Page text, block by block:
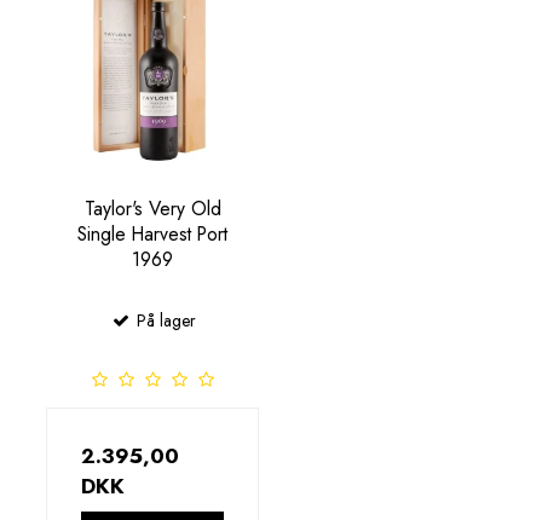
Taylor's Very Old
Single Harvest Port
1969
På lager
2.395,00
DKK